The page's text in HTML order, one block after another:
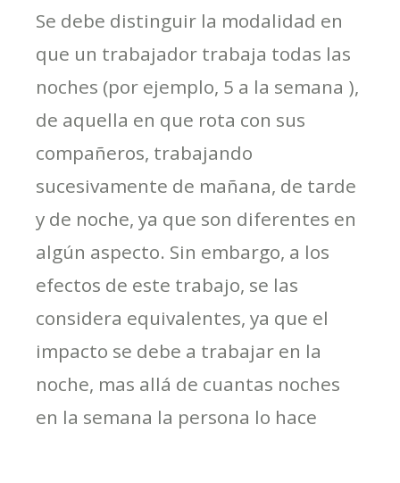
Se debe distinguir la modalidad en
que un trabajador trabaja todas las
noches (por ejemplo, 5 a la semana ),
de aquella en que rota con sus
compañeros, trabajando
sucesivamente de mañana, de tarde
y de noche, ya que son diferentes en
algún aspecto. Sin embargo, a los
efectos de este trabajo, se las
considera equivalentes, ya que el
impacto se debe a trabajar en la
noche, mas allá de cuantas noches
en la semana la persona lo hace